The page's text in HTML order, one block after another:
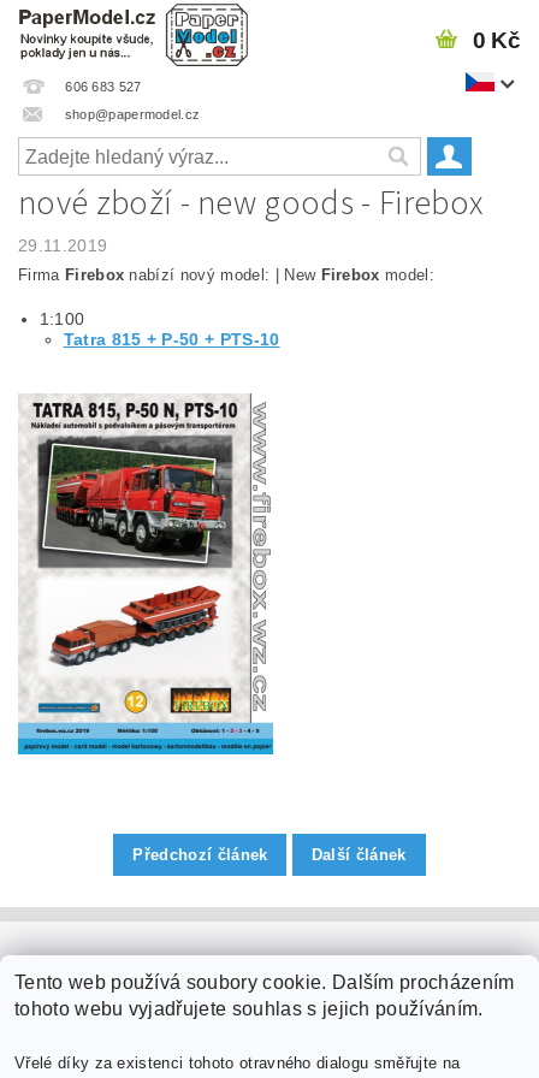
606 683 527
shop@papermodel.cz
0 Kč
nové zboží - new goods - Firebox
29.11.2019
Firma Firebox nabízí nový model: | New Firebox model:
1:100
Tatra 815 + P-50 + PTS-10
Předchozí článek Další článek
Tento web používá soubory cookie. Dalším procházením
tohoto webu vyjadřujete souhlas s jejich používáním.
Vřelé díky za existenci tohoto otravného dialogu směřujte na